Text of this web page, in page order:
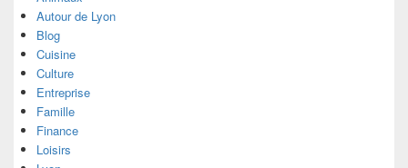
Autour de Lyon
Blog
Cuisine
Culture
Entreprise
Famille
Finance
Loisirs